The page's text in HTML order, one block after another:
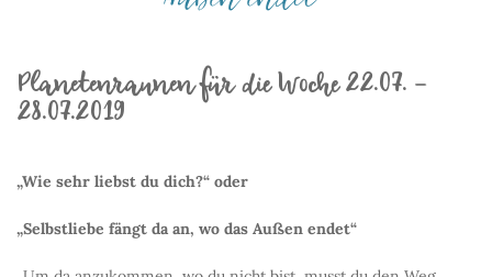
Planetenraunen für die Woche 22.07. –
28.07.2019
„Wie sehr liebst du dich?“ oder
„Selbstliebe fängt da an, wo das Außen endet“